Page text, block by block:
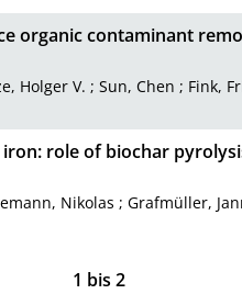
organic contaminant
Holger V. ;Sun, Chen ; Fink,
role of biochar
Nikolas ;Grafmüller,
1 bis2